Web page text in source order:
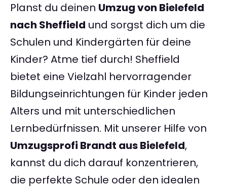
Planst du deinen Umzug von Bielefeld
nach Sheffield und sorgst dich um die
Schulen und Kindergärten für deine
Kinder? Atme tief durch! Sheffield
bietet eine Vielzahl hervorragender
Bildungseinrichtungen für Kinder jeden
Alters und mit unterschiedlichen
Lernbedürfnissen. Mit unserer Hilfe von
Umzugsprofi Brandt aus Bielefeld,
kannst du dich darauf konzentrieren,
die perfekte Schule oder den idealen